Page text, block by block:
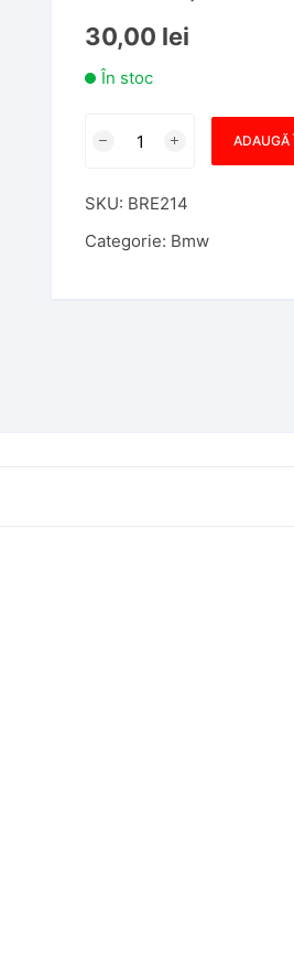
30,00 lei
În stoc
Carcasa
Diamant
Compatibila
ADAUGĂ
SKU: BRE214
Categorie: Bmw